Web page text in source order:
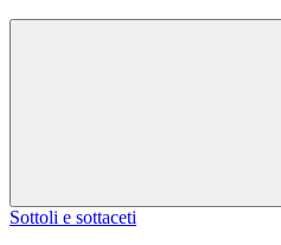
Sottoli e sottaceti